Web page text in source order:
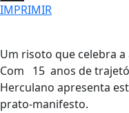
IMPRIMIR
Um risoto que celebra a
Com 15 anos de
Herculano apresenta
prato-manifesto.